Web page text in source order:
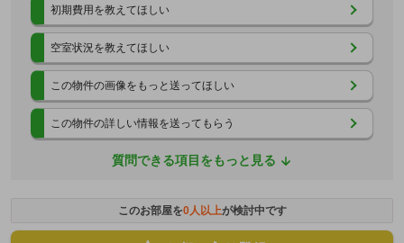
初期費用を教えてほしい
空室状況を教えてほしい
この物件の画像をもっと送ってほしい
この物件の詳しい情報を送ってもらう
質問できる項目をもっと見る
このお部屋を0人以上が検討中です